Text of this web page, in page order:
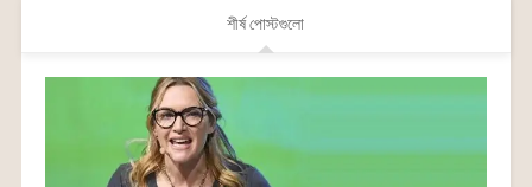
শীর্ষ পোস্টগুলো